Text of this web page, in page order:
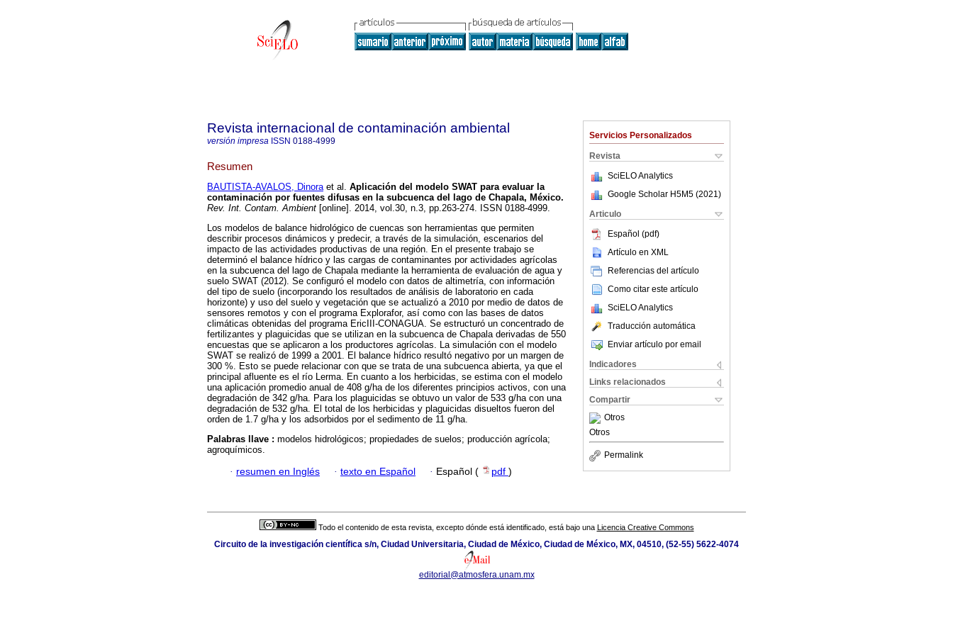
Servicios Personalizados
Revista
SciELO Analytics
Google Scholar H5M5 (2021 )
Articulo
Español (pdf)
Artículo en XML
Referencias del artículo
Como citar este artículo
SciELO Analytics
Traducción automática
Enviar artículo por email
Indicadores
Links relacionados
Compartir
Otros
Otros
Permalink
Revista internacional de contaminación ambiental
versión impresa ISSN 0188-4999
Resumen
BAUTISTA-AVALOS, Dinoraet al. Aplicación del modelo SWAT para evaluar la
contaminación por fuentes difusas en la subcuenca del lago de Chapala, México.
Rev. Int. Contam. Ambient [online]. 2014, vol.30, n.3, pp.263-274. ISSN 0188-4999.
Los modelos de balance hidrológico de cuencas son herramientas que permiten
describir procesos dinámicos y predecir, a través de la simulación, escenarios del
impacto de las actividades productivas de una región. En el presente trabajo se
determinó el balance hídrico y las cargas de contaminantes por actividades agrícolas
en la subcuenca del lago de Chapala mediante la herramienta de evaluación de agua y
suelo SWAT (2012). Se configuró el modelo con datos de altimetría, con información
del tipo de suelo (incorporando los resultados de análisis de laboratorio en cada
horizonte) y uso del suelo y vegetación que se actualizó a 2010 por medio de datos de
sensores remotos y con el programa Explorafor, así como con las bases de datos
climáticas obtenidas del programa EricIII-CONAGUA. Se estructuró un concentrado de
fertilizantes y plaguicidas que se utilizan en la subcuenca de Chapala derivadas de 550
encuestas que se aplicaron a los productores agrícolas. La simulación con el modelo
SWAT se realizó de 1999 a 2001. El balance hídrico resultó negativo por un margen de
300 %. Esto se puede relacionar con que se trata de una subcuenca abierta, ya que el
principal afluente es el río Lerma. En cuanto a los herbicidas, se estima con el modelo
una aplicación promedio anual de 408 g/ha de los diferentes principios activos, con una
degradación de 342 g/ha. Para los plaguicidas se obtuvo un valor de 533 g/ha con una
degradación de 532 g/ha. El total de los herbicidas y plaguicidas disueltos fueron del
orden de 1.7 g/ha y los adsorbidos por el sedimento de 11 g/ha.
Palabras llave : modelos hidrológicos; propiedades de suelos; producción agrícola;
agroquímicos.
· resumen en Inglés · texto en Español · Español ( pdf )
Todo el contenido de esta revista, excepto dónde está identificado, está bajo una Licencia Creative Commons
Circuito de la investigación científica s/n, Ciudad Universitaria, Ciudad de México, Ciudad de México, MX, 04510, (52-55) 5622-4074
editorial@atmosfera.unam.mx